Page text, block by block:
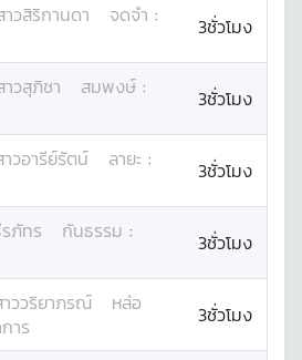
วสิริกานดา จดจำ :
3ชั่วโมง
วสุภิชา สมพงษ์ :
3ชั่วโมง
วอารีย์รัตน์ ลายะ :
3ชั่วโมง
ภัทร กันธรรม :
3ชั่วโมง
ววริยาภรณ์
หล่อ
าร 3ชั่วโมง